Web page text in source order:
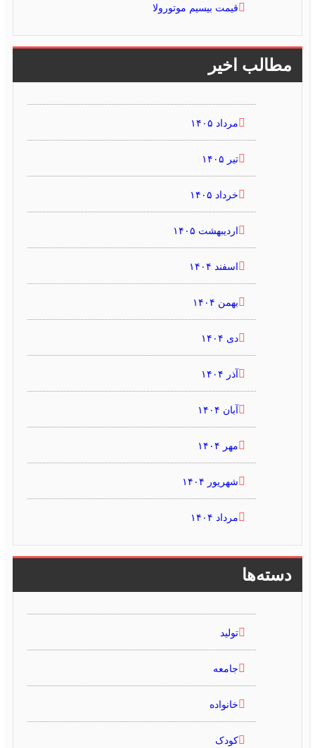
قیمت بیسیم موتورولا
مطالب اخیر
مرداد ۱۴۰۵
خرداد ۱۴۰۵
اردیبهشت ۱۴۰۵
اسفند ۱۴۰۴
بهمن ۱۴۰۴
آبان ۱۴۰۴
مهر ۱۴۰۴
شهریور ۱۴۰۴
مرداد ۱۴۰۴
دسته‌ها
تولید
جامعه
خانواده
کودک